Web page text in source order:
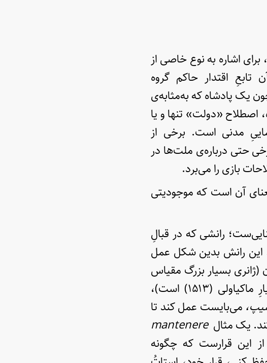
اشاره به نوع خاصی از
اقتدار حاکم گروه
یک پادشاه که به‌مثابه‌ی
«دولت» تنها و یا
مدنی‌ است. برخی از
حتی درباره‌ی ملت‌ها در
بازی را می‌برد.
آن است که موجودیتی
رانشی که در قبالِ
این رانش بدین شکل عمل
بسیار بزرگ مقیاس
در فلسفه‌ی سیاسی رنسانس که معروف‌ترین مثال آن، شهریارِ ماکیاولی (۱۵۱۳) است)،
می‌بایست عمل کند تا
یک مثالmantenere
این قرارست که چگونه